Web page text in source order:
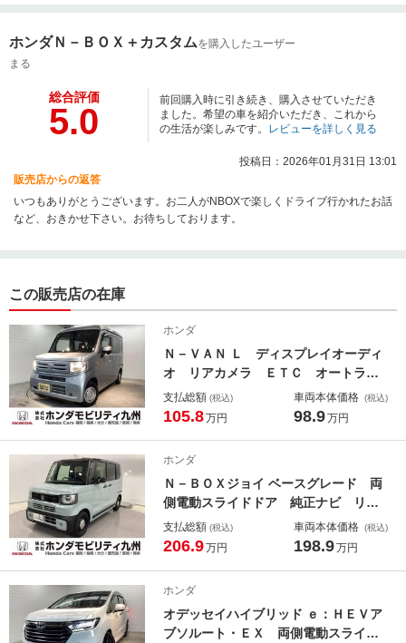
ホンダＮ－ＢＯＸ＋カスタムを購入したユーザー
まる
総合評価
5.0
前回購入時に引き続き、購入させていただき
ました。希望の車を紹介いただき、これから
の生活が楽しみです。 レビューを詳しく見る
投稿日：2026年01月31日 13:01
販売店からの返答
いつもありがとうございます。お二人がNBOXで楽しくドライブ行かれたお話
など、おきかせ下さい。お待ちしております。
この販売店の在庫
ホンダ
Ｎ－ＶＡＮ Ｌ ディスプレイオーディ
オ リアカメラ ＥＴＣ オートライ
ト 衝突軽減Ｂ 両側スライド キー
レスキー 電格ドアミラー Ｗエアバ
ＵＳＢ
支払総額 (税込)
105.8万円
車両本体価格 (税込)
98.9万円
ホンダ
Ｎ－ＢＯＸジョイ ベースグレード 両
側電動スライドドア 純正ナビ リア
カメラ シートヒーター 衝突軽減装
置 電格ミラー ＵＳＢ ＬＥＤライ
Ｖ サイドカーテンエアバック
支払総額 (税込)
206.9万円
車両本体価格 (税込)
198.9万円
ホンダ
オデッセイハイブリッド ｅ：ＨＥＶア
ブソルート・ＥＸ 両側電動スライド